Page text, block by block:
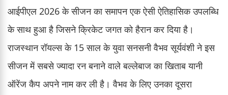
आईपीएल 2026 के सीजन का समापन एक ऐसी ऐतिहासिक उपलब्धि
के साथ हुआ है जिसने क्रिकेट जगत को हैरान कर दिया है।
राजस्थान रॉयल्स के 15 साल के युवा सनसनी वैभव सूर्यवंशी ने इस
सीजन में सबसे ज्यादा रन बनाने वाले बल्लेबाज का खिताब यानी
ऑरेंज कैप अपने नाम कर ली है। वैभव के लिए उनका दूसरा